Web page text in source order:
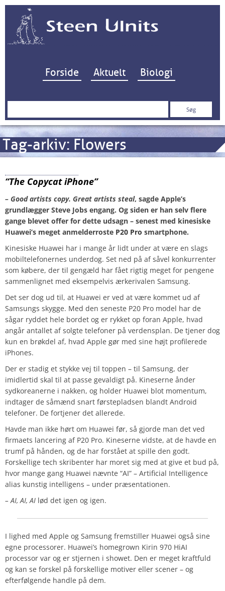
Hop til indhold
Forside Aktuelt Biologi
Søg
Tag-arkiv: Flowers
“The Copycat iPhone”
– Good artists copy. Great artists steal, sagde Apple’s
grundlægger Steve Jobs engang. Og siden er han selv flere
gange blevet offer for dette udsagn – senest med kinesiske
Huawei’s meget anmelderroste P20 Pro smartphone.
Kinesiske Huawei har i mange år lidt under at være en slags
mobiltelefonernes underdog. Set ned på af såvel konkurrenter
som købere, der til gengæld har fået rigtig meget for pengene
sammenlignet med eksempelvis ærkerivalen Samsung.
Det ser dog ud til, at Huawei er ved at være kommet ud af
Samsungs skygge. Med den seneste P20 Pro model har de
sågar ryddet hele bordet og er rykket op foran Apple, hvad
angår antallet af solgte telefoner på verdensplan. De tjener dog
kun en brøkdel af, hvad Apple gør med sine højt profilerede
iPhones.
Der er stadig et stykke vej til toppen – til Samsung, der
imidlertid skal til at passe gevaldigt på. Kineserne ånder
sydkoreanerne i nakken, og holder Huawei blot momentum,
indtager de såmænd snart førstepladsen blandt Android
telefoner. De fortjener det allerede.
Havde man ikke hørt om Huawei før, så gjorde man det ved
firmaets lancering af P20 Pro. Kineserne vidste, at de havde en
trumf på hånden, og de har forstået at spille den godt.
Forskellige tech skribenter har moret sig med at give et bud på,
hvor mange gang Huawei nævnte “AI” – Artificial Intelligence
alias kunstig intelligens – under præsentationen.
– AI, AI, AI lød det igen og igen.
I lighed med Apple og Samsung fremstiller Huawei også sine
egne processorer. Huawei’s homegrown Kirin 970 HiAI
processor var og er stjernen i showet. Den er meget kraftfuld
og kan se forskel på forskellige motiver eller scener – og
efterfølgende handle på dem.